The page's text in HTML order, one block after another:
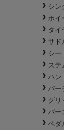
シン
ホイ
タイ
サド
シー
ステ
ハン
バー
グリ
バー
ペダ